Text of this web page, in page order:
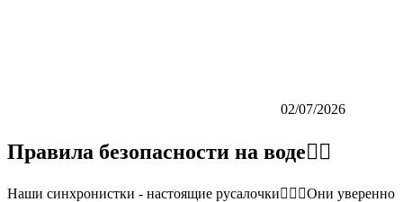
02/07/2026
Правила безопасности на воде👇🏼
Наши синхронистки - настоящие русалочки🏊‍♀️💙Они уверенно